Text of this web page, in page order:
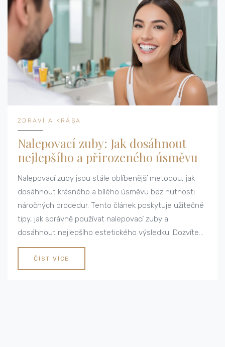
ZDRAVÍ A KRÁSA
Nalepovací zuby: Jak dosáhnout
nejlepšího a přirozeného úsměvu
Nalepovací zuby jsou stále oblíbenější metodou, jak
dosáhnout krásného a bílého úsměvu bez nutnosti
náročných procedur. Tento článek poskytuje užitečné
tipy, jak správně používat nalepovací zuby a
dosáhnout nejlepšího estetického výsledku. Dozvíte
se, na co si dát pozor při výběru správného typu, jak je
aplikovat, nebo jaké jsou jejich výhody a nevýhody.
ČÍST VÍCE